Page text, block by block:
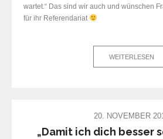
wartet.“ Das sind wir auch und wünschen
für ihr Referendariat
WEITERLESEN
20. NOVEMBER
„Damit ich dich besser